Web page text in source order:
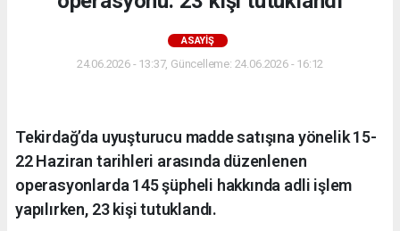
ASAYIŞ
24.06.2026 - 13:37, Güncelleme: 24.06.2026 - 16:12
Tekirdağ’da uyuşturucu madde satışına yönelik 15-
22 Haziran tarihleri arasında düzenlenen
operasyonlarda 145 şüpheli hakkında adli işlem
yapılırken, 23 kişi tutuklandı.